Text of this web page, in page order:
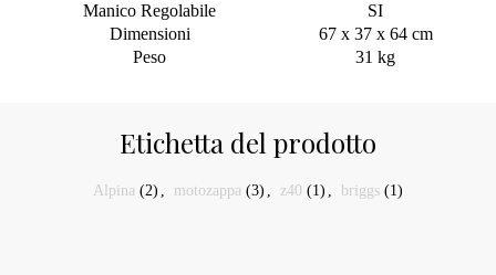
Manico Regolabile
SI
Dimensioni
67 x 37 x 64 cm
Peso
31 kg
Etichetta del prodotto
Alpina (2) , motozappa (3) , z40 (1) , briggs (1)